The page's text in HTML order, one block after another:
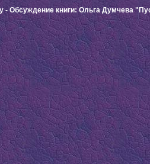
- Обсуждение книги: Ольга Думчева